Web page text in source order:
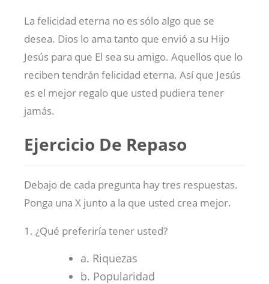
La felicidad eterna no es sólo algo que se
desea. Dios lo ama tanto que envió a su Hijo
Jesús para que El sea su amigo. Aquellos que lo
reciben tendrán felicidad eterna. Así que Jesús
es el mejor regalo que usted pudiera tener
jamás.
Ejercicio De Repaso
Debajo de cada pregunta hay tres respuestas.
Ponga una X junto a la que usted crea mejor.
1. ¿Qué preferiría tener usted?
a. Riquezas
b. Popularidad